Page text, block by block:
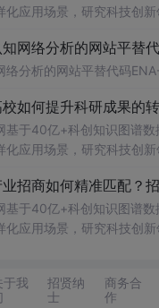
化应用场景，研究科技创
知网络分析的网站平替
络分析的网站平替代码
如何提升科研成果的
基于40亿+科创知识图谱
化应用场景，研究科技创
业招商如何精准匹配？
基于40亿+科创知识图谱
化应用场景，研究科技创
于我
招贤纳
士
商务合
作